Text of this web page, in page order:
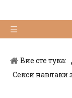
Вие сте тука:
Секси навлаки